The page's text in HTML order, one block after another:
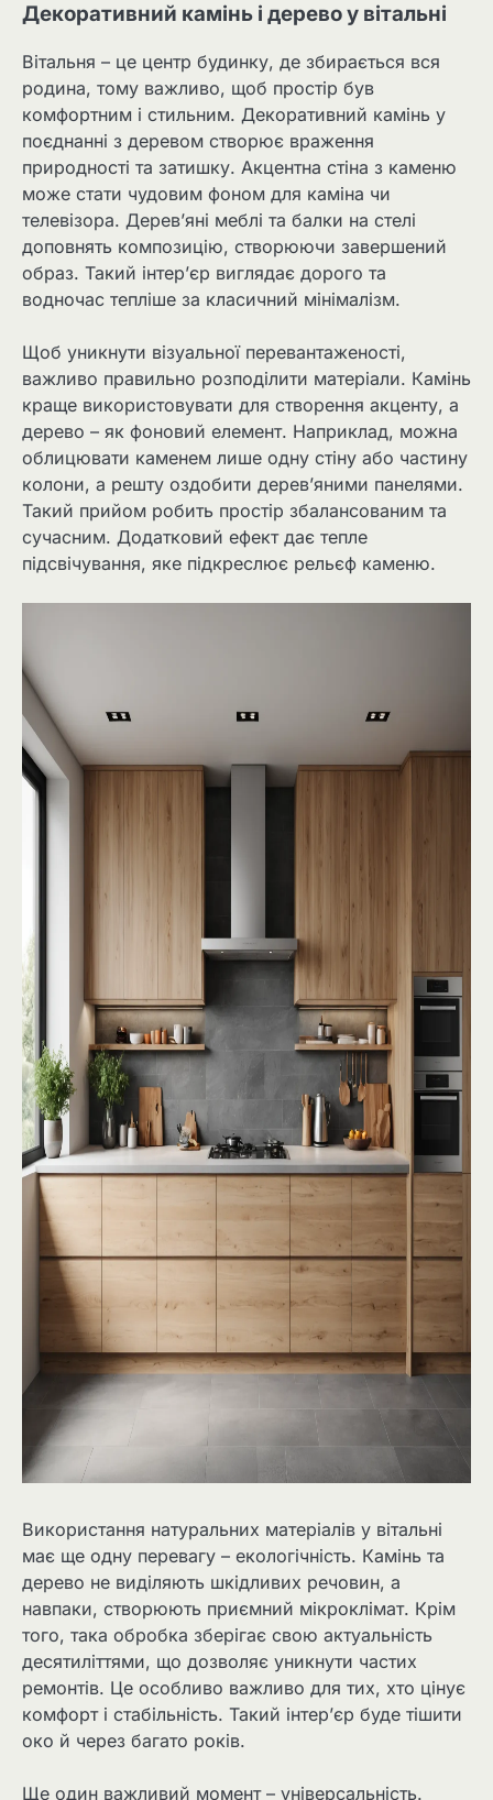
Декоративний камінь і дерево у вітальні
Вітальня – це центр будинку, де збирається вся
родина, тому важливо, щоб простір був
комфортним і стильним. Декоративний камінь у
поєднанні з деревом створює враження
природності та затишку. Акцентна стіна з каменю
може стати чудовим фоном для каміна чи
телевізора. Дерев’яні меблі та балки на стелі
доповнять композицію, створюючи завершений
образ. Такий інтер’єр виглядає дорого та
водночас тепліше за класичний мінімалізм.
Щоб уникнути візуальної перевантаженості,
важливо правильно розподілити матеріали. Камінь
краще використовувати для створення акценту, а
дерево – як фоновий елемент. Наприклад, можна
облицювати каменем лише одну стіну або частину
колони, а решту оздобити дерев’яними панелями.
Такий прийом робить простір збалансованим та
сучасним. Додатковий ефект дає тепле
підсвічування, яке підкреслює рельєф каменю.
Використання натуральних матеріалів у вітальні
має ще одну перевагу – екологічність. Камінь та
дерево не виділяють шкідливих речовин, а
навпаки, створюють приємний мікроклімат. Крім
того, така обробка зберігає свою актуальність
десятиліттями, що дозволяє уникнути частих
ремонтів. Це особливо важливо для тих, хто цінує
комфорт і стабільність. Такий інтер’єр буде тішити
око й через багато років.
Ще один важливий момент – універсальність.